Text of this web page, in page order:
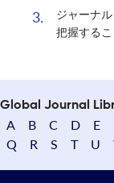
3.
ジャーナ
把握する
Global Journal
A B C D E
Q
R S T U